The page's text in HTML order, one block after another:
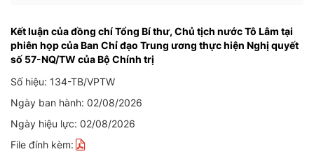
Kết luận của đồng chí Tổng Bí thư, Chủ tịch nước Tô Lâm tại
phiên họp của Ban Chỉ đạo Trung ương thực hiện Nghị quyết
số 57-NQ/TW của Bộ Chính trị
Số hiệu: 134-TB/VPTW
Ngày ban hành: 02/08/2026
Ngày hiệu lực: 02/08/2026
File đính kèm: